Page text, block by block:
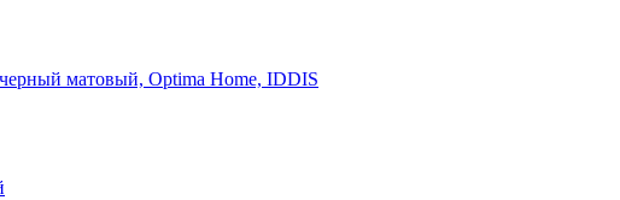
матовый, Optima Home, IDDIS